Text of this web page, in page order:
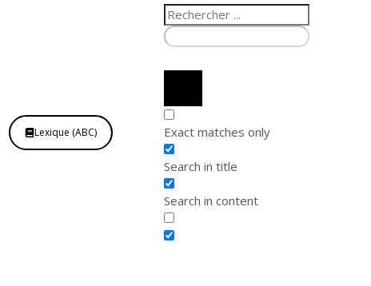
Lexique (ABC) Exact matches only
Search in title
Search in content